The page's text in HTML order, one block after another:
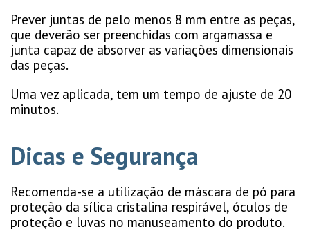
Prever juntas de pelo menos 8 mm entre as peças,
que deverão ser preenchidas com argamassa e
junta capaz de absorver as variações dimensionais
das peças.
Uma vez aplicada, tem um tempo de ajuste de 20
minutos.
Dicas e Segurança
Recomenda-se a utilização de máscara de pó para
proteção da sílica cristalina respirável, óculos de
proteção e luvas no manuseamento do produto.